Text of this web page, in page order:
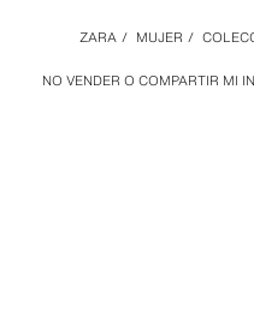
NO VENDER O COMPARTIR MI
ZARA / MUJER /